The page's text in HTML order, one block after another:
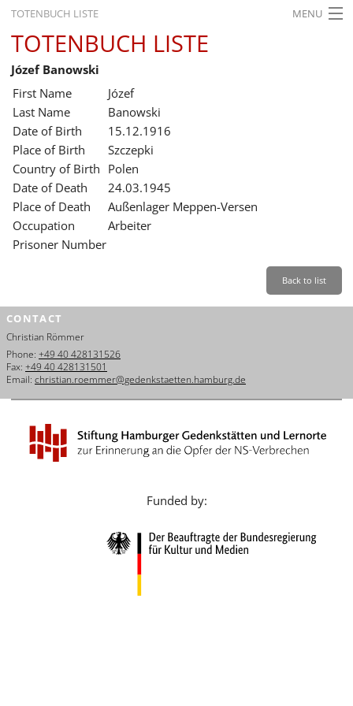
TOTENBUCH LISTE MENU
STARTSEITE
AUSSTELLUNGEN
GESCHICHTE
BILDUNG
FORSCHUNG
SERVICE
Leichte Sprache Back
Dansk
Español
Italiano
Nederlands
Português
TOTENBUCH LISTE
Józef Banowski
First Name
Józef
Last Name
Banowski
Date of Birth
15.12.1916
Place of Birth
Szczepki
Country of Birth Polen
Date of Death
24.03.1945
Place of Death
Außenlager Meppen-Versen
Occupation
Arbeiter
Prisoner Number
Back to list
CONTACT
Christian Römmer
Phone: +49 40 428131526
Fax: +49 40 428131501
Email: christian.roemmer@gedenkstaetten.hamburg.de
Funded by: